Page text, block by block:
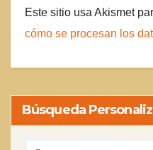
Este sitio usa Akismet
cómo se procesan los
Búsqueda